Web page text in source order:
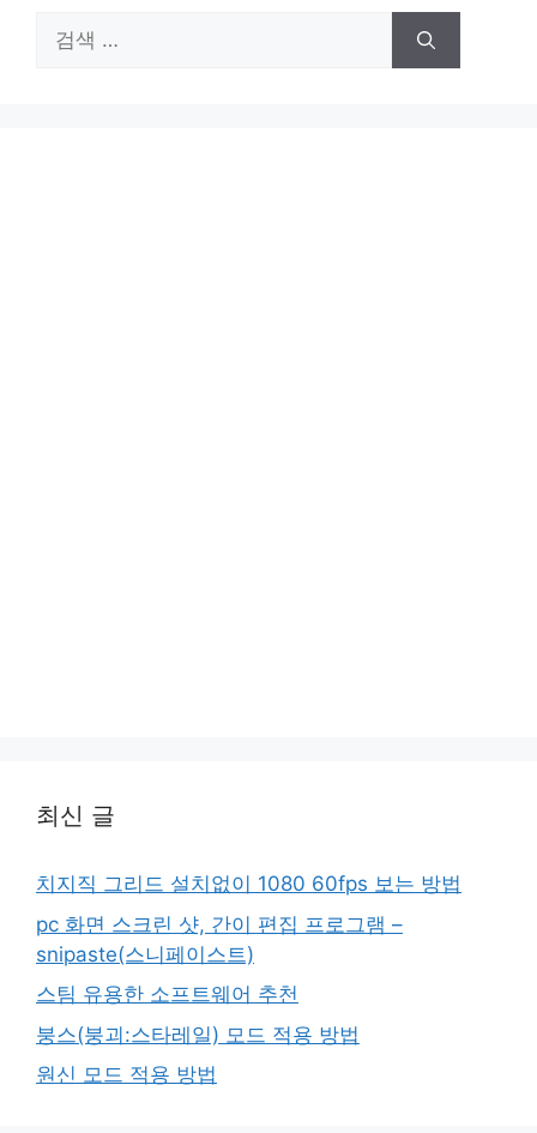
색:
최신 글
치지직 그리드 설치없이 1080 60fps 보는 방법
pc 화면 스크린 샷, 간이 편집 프로그램 –
snipaste(스니페이스트)
스팀 유용한 소프트웨어 추천
붕스(붕괴:스타레일) 모드 적용 방법
원신 모드 적용 방법